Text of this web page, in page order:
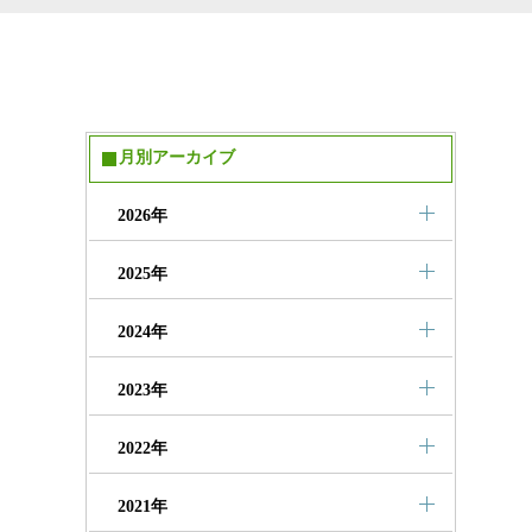
月別アーカイブ
2026年
2025年
2024年
2023年
2022年
2021年